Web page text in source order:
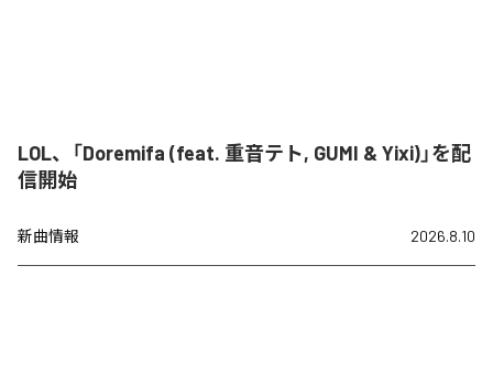
LOL、「Doremifa (feat. 重音テト, GUMI & Yixi)」を配
信開始
新曲情報 2026.8.10